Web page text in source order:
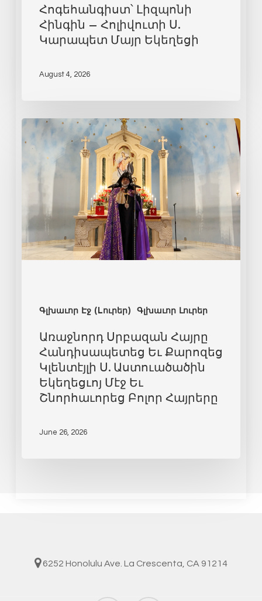
Հոգեհանգիստ՝ Լիզպոնի
Հինգին – Հոլիվուտի Ս.
Կարապետ Մայր Եկեղեցի
August 4, 2026
Գլխաւոր Էջ (Lուրեր) Գլխաւոր Լուրեր
Առաջնորդ Սրբազան Հայրը
Հանդիսապետեց Եւ Քարոզեց
Կլենտէյլի Ս. Աստուածածին
Եկեղեցւոյ Մէջ Եւ
Շնորհաւորեց Բոլոր Հայրերը
June 26, 2026
6252 Honolulu Ave. La Crescenta, CA 91214